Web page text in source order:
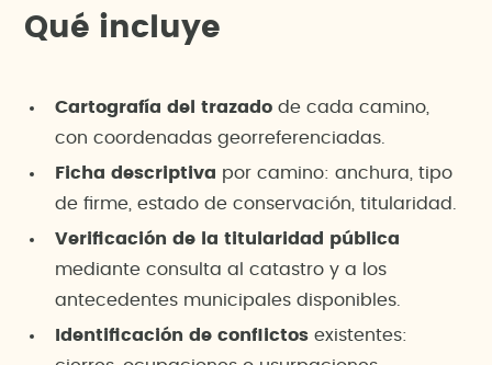
Qué incluye
Cartografía del trazado de cada camino,
con coordenadas georreferenciadas.
Ficha descriptiva por camino: anchura, tipo
de firme, estado de conservación, titularidad.
Verificación de la titularidad pública
mediante consulta al catastro y a los
antecedentes municipales disponibles.
Identificación de conflictos existentes: